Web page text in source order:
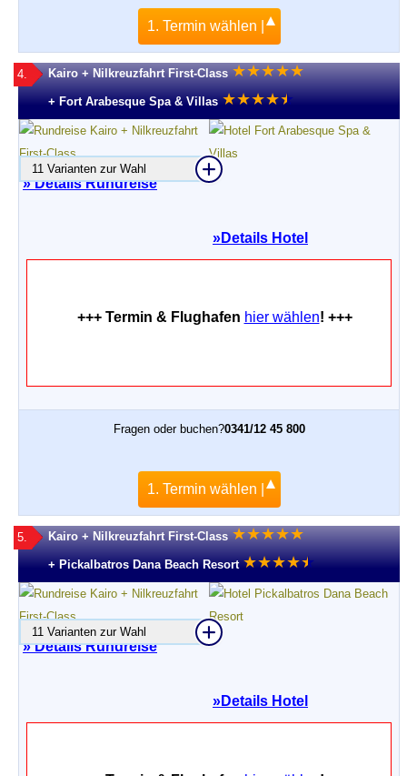
1. Termin wählen |
4. Kairo + Nilkreuzfahrt First-Class ★★★★★
+ Fort Arabesque Spa & Villas ★★★★★
★
» Details Rundreise
11 Varianten zur Wahl
»Details Hotel
+++ Termin & Flughafen hier wählen! +++
Fragen oder buchen?0341/12 45 800
1. Termin wählen |
5. Kairo + Nilkreuzfahrt First-Class ★★★★★
+ Pickalbatros Dana Beach Resort ★★★★★
★
» Details Rundreise
11 Varianten zur Wahl
»Details Hotel